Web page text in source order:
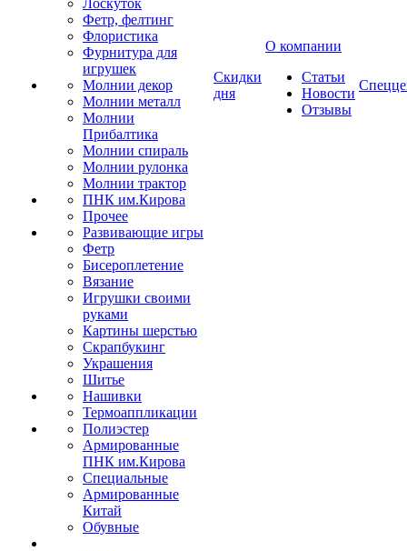
Лоскуток
Фетр, фелтинг
Флористика
Фурнитура для
игрушек
Молнии декор
Молнии металл
Молнии
Прибалтика
Молнии спираль
Молнии рулонка
Молнии трактор
ПНК им.Кирова
Прочее
Развивающие игры
Фетр
Бисероплетение
Вязание
Игрушки своими
руками
Картины шерстью
Скрапбукинг
Украшения
Шитье
Нашивки
Термоаппликации
Полиэстер
Армированные
ПНК им.Кирова
Специальные
Армированные
Китай
Обувные
Скидки
дня
О компании
Статьи
Новости
Отзывы